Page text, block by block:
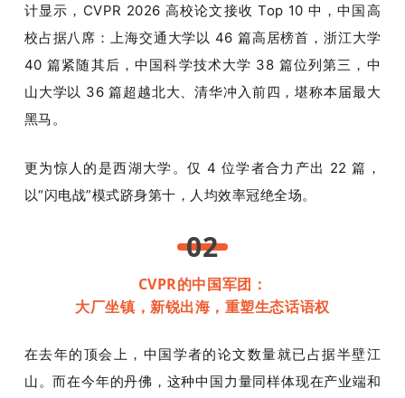
计显示，CVPR 2026 高校论文接收 Top 10 中，中国高
校占据八席：上海交通大学以 46 篇高居榜首，浙江大学
40 篇紧随其后，中国科学技术大学 38 篇位列第三，中
山大学以 36 篇超越北大、清华冲入前四，堪称本届最大
黑马。
更为惊人的是西湖大学。仅 4 位学者合力产出 22 篇，
以“闪电战”模式跻身第十，人均效率冠绝全场。
02
CVPR的中国军团：
大厂坐镇，新锐出海，重塑生态话语权
在去年的顶会上，中国学者的论文数量就已占据半壁江
山。而在今年的丹佛，这种中国力量同样体现在产业端和